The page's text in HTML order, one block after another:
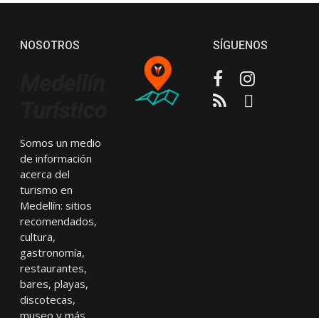
NOSOTROS
Somos un medio
de información
acerca del
turismo en
Medellín: sitios
recomendados,
cultura,
gastronomía,
restaurantes,
bares, playas,
discotecas,
museo y más.
SÍGUENOS
FacebookInstagram